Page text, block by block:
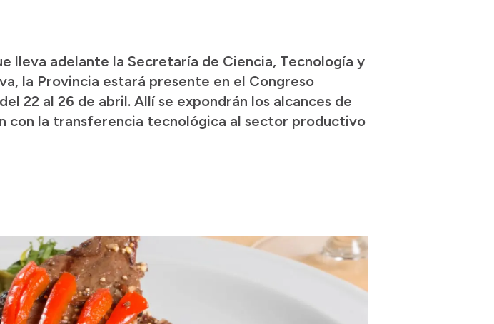
lleva adelante la Secretaría de Ciencia, Tecnología y
la Provincia estará presente en el Congreso
22 al 26 de abril. Allí se expondrán los alcances de
con la transferencia tecnológica al sector productivo